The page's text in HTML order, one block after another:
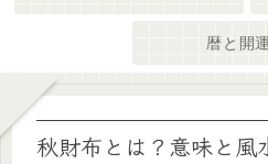
暦と開
秋財布とは？意味と風